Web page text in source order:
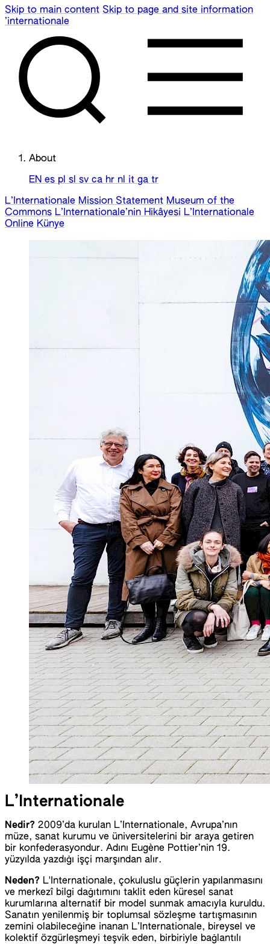
Skip to main content Skip to page and site information
’internationale
About
EN es pl sl sv ca hr nl it ga tr
L’Internationale Mission Statement Museum of the
Commons L’Internationale’nin Hikâyesi L’Internationale
Online Künye
L’Internationale
Nedir? 2009’da kurulan L’Internationale, Avrupa’nın
müze, sanat kurumu ve üniversitelerini bir araya getiren
bir konfederasyondur. Adını Eugène Pottier’nin 19.
yüzyılda yazdığı işçi marşından alır.
Neden? L'Internationale, çokuluslu güçlerin yapılanmasını
ve merkezî bilgi dağıtımını taklit eden küresel sanat
kurumlarına alternatif bir model sunmak amacıyla kuruldu.
Sanatın yenilenmiş bir toplumsal sözleşme tartışmasının
zemini olabileceğine inanan L’Internationale, bireysel ve
kolektif özgürleşmeyi teşvik eden, birbiriyle bağlantılı